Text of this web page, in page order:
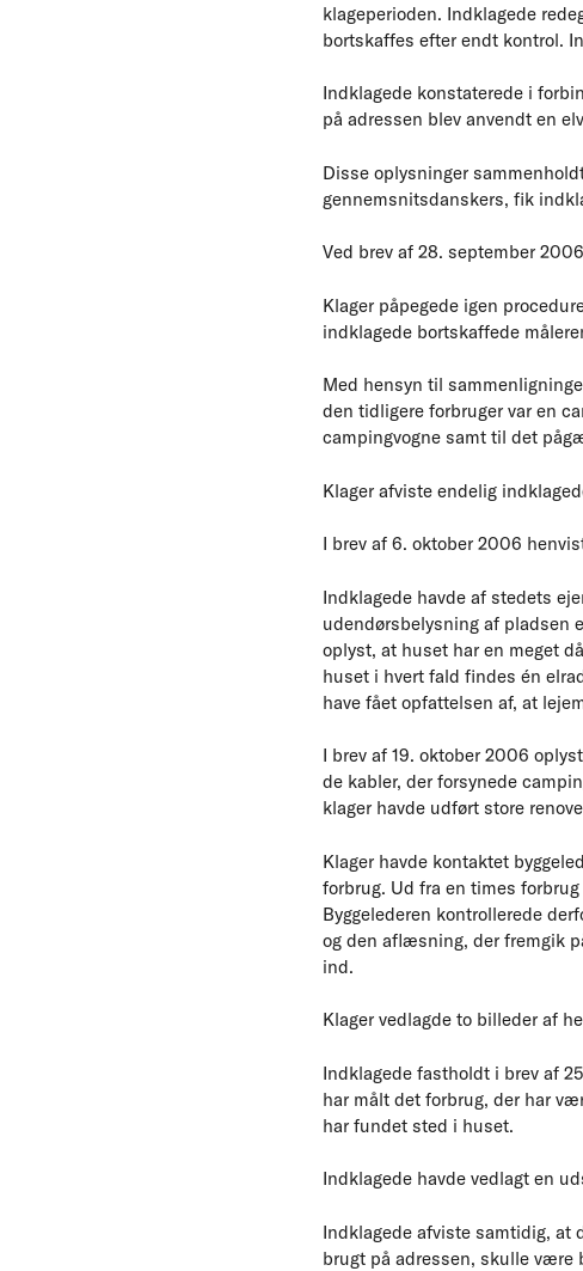
klageperioden. Indklagede
bortskaffes efter endt kontrol.
Indklagede konstaterede i
på adressen blev anvendt en
Disse oplysninger
gennemsnitsdanskers, fik
Ved brev af 28. september
Klager påpegede igen
indklagede bortskaffede
Med hensyn til
den tidligere forbruger var en
campingvogne samt til det
Klager afviste endelig
I brev af 6. oktober 2006
Indklagede havde af stedets
udendørsbelysning af pladsen
oplyst, at huset har en meget
huset i hvert fald findes én
have fået opfattelsen af, at
I brev af 19. oktober 2006
de kabler, der forsynede
klager havde udført store
Klager havde kontaktet
forbrug. Ud fra en times
Byggelederen kontrollerede
og den aflæsning, der fremgik
ind.
Klager vedlagde to billeder af
Indklagede fastholdt i brev af
har målt det forbrug, der har
har fundet sted i huset.
Indklagede havde vedlagt en
Indklagede afviste samtidig, at
brugt på adressen, skulle være